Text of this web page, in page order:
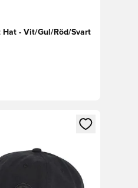
Hat - Vit/Gul/Röd/Svart
för att logga in eller registrera